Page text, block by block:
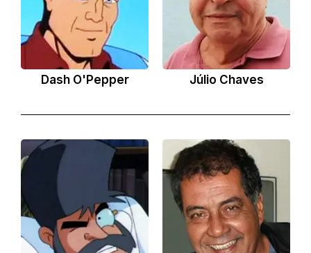
Dash O'Pepper Júlio Chaves